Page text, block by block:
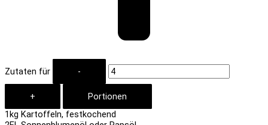
Zutaten für
1kg Kartoffeln, festkochend